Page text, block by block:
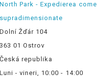
North Park - Expedierea
supradimensionate
Dolní Žďár 104
363 01 Ostrov
Česká republika
Luni - vineri, 10:00 - 14:00